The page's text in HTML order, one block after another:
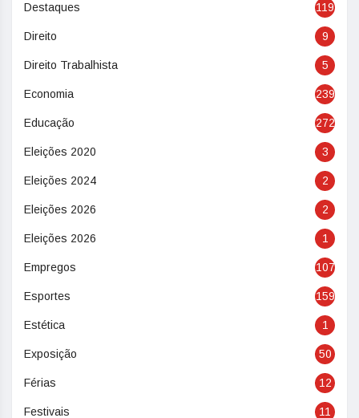
Destaques 119
Direito 9
Direito Trabalhista 5
Economia 239
Educação 272
Eleições 2020 3
Eleições 2024 2
Eleições 2026 2
Eleições 2026 1
Empregos 107
Esportes 159
Estética 1
Exposição 50
Férias 12
Festivais 11